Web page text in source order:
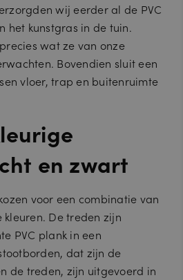
wij eerder al de PVC
het kunstgras in de tuin.
wat ze van onze
Bovendien sluit een
vloer, trap en buitenruimte
en zwart
voor een combinatie van
De treden zijn
PVC plank in een
dat zijn de
de treden, zijn uitgevoerd in